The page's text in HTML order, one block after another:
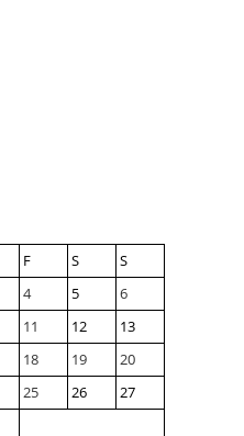
F S
S
4 5
6
11 12
13
18 19
20
25 26
27